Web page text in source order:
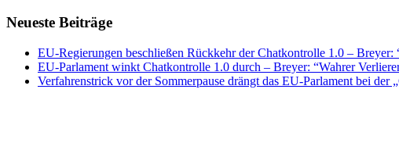
Neueste Beiträge
EU-Regierungen beschließen Rückkehr der Chatkontrolle 1.0 –
EU-Parlament winkt Chatkontrolle 1.0 durch – Breyer: “Wahrer
Verfahrenstrick vor der Sommerpause drängt das EU-Parlament bei der